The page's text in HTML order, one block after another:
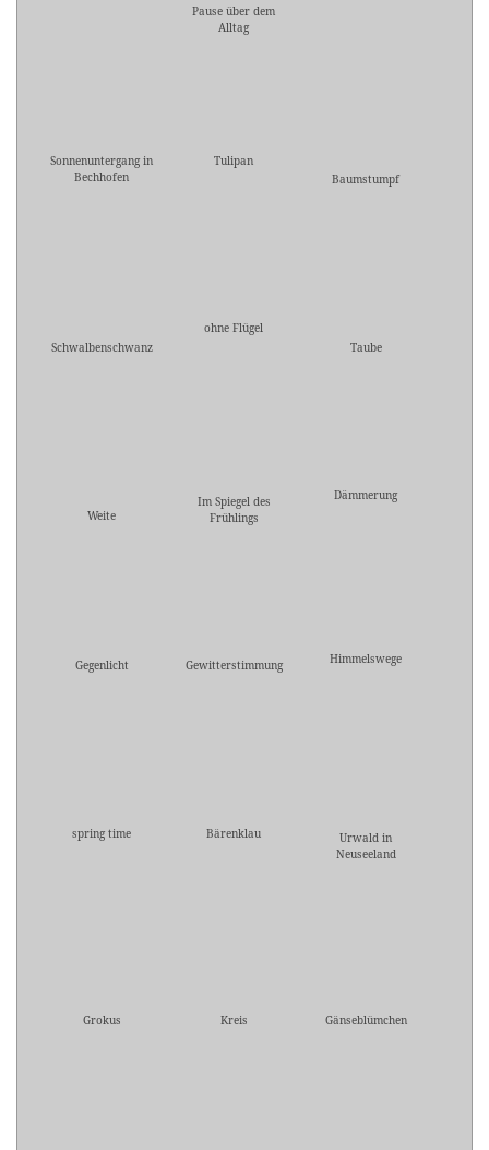
Pause über dem
Alltag
Sonnenuntergang in
Bechhofen
Tulipan
Baumstumpf
Schwalbenschwanz
ohne Flügel
Taube
Weite
Im Spiegel des
Frühlings
Dämmerung
Gegenlicht Gewitterstimmung Himmelswege
spring time Bärenklau
Urwald in
Neuseeland
Grokus Kreis Gänseblümchen